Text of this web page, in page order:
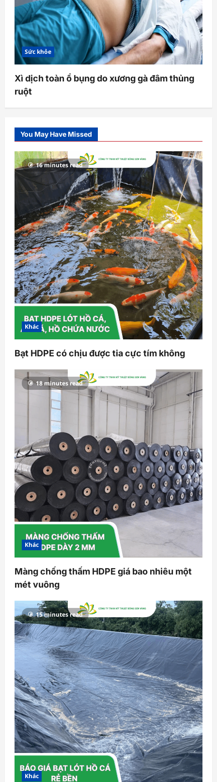
Sức khỏe
Xì dịch toàn ổ bụng do xương gà đâm thủng
ruột
You May Have Missed
16 minutes read
Khác
Bạt HDPE có chịu được tia cực tím không
18 minutes read
Khác
Màng chống thấm HDPE giá bao nhiêu một
mét vuông
15 minutes read
Khác